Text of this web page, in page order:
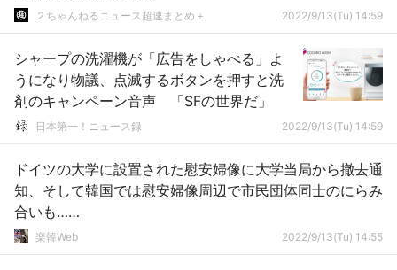
２ちゃんねるニュース超速まとめ＋ 2022/9/13(Tu) 14:59
シャープの洗濯機が「広告をしゃべる」よ
うになり物議、点滅するボタンを押すと洗
剤のキャンペーン音声 「SFの世界だ」
日本第一！ニュース録 2022/9/13(Tu) 14:59
ドイツの大学に設置された慰安婦像に大学当局から撤去通
知、そして韓国では慰安婦像周辺で市民団体同士のにらみ
合いも……
楽韓Web 2022/9/13(Tu) 14:55